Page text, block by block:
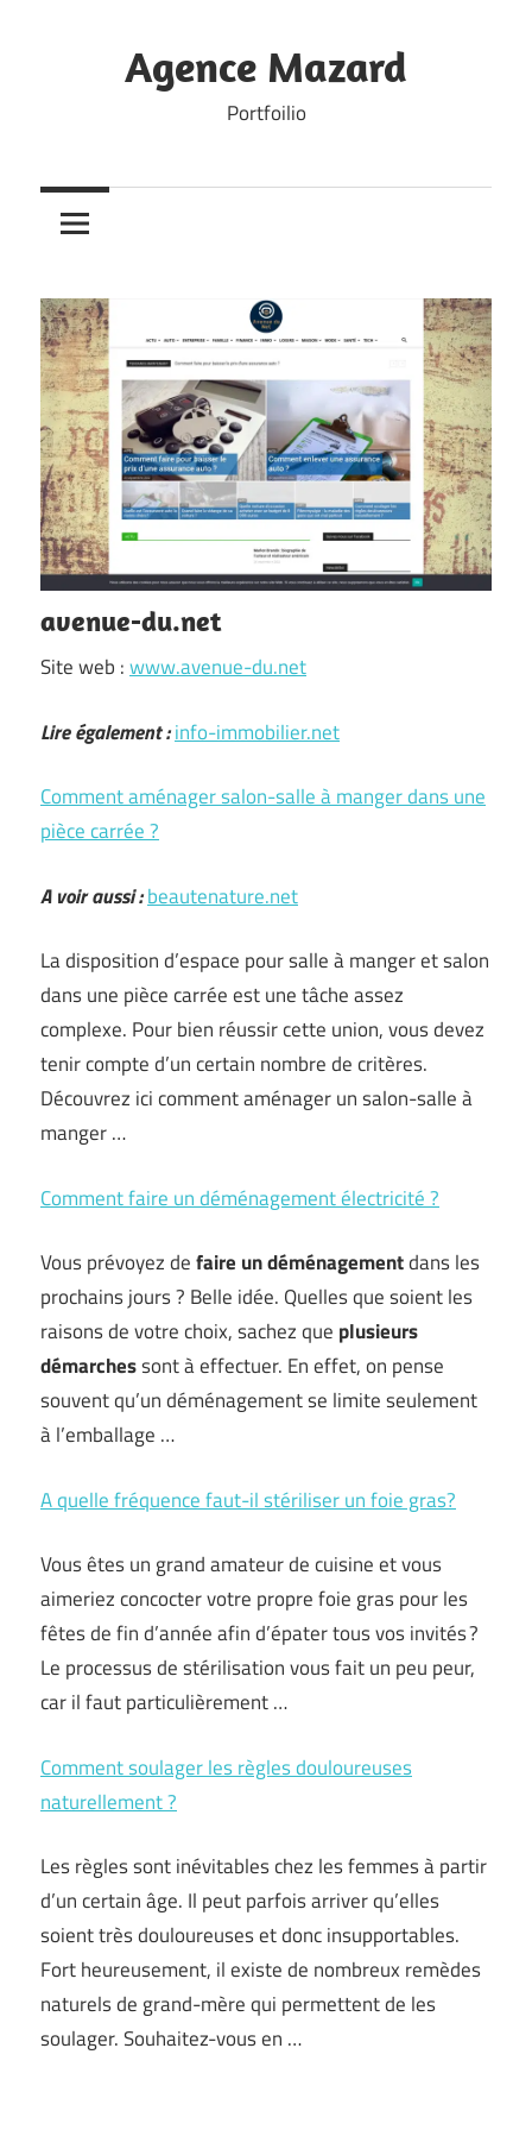
Agence Mazard
Portfoilio
avenue-du.net
Site web :www.avenue-du.net
Lire également :info-immobilier.net
Comment aménager salon-salle à manger dans une
pièce carrée ?
A voir aussi :beautenature.net
La disposition d’espace pour salle à manger et salon
dans une pièce carrée est une tâche assez
complexe. Pour bien réussir cette union, vous devez
tenir compte d’un certain nombre de critères.
Découvrez ici comment aménager un salon-salle à
manger …
Comment faire un déménagement électricité ?
Vous prévoyez defaire un déménagementdans les
prochains jours ? Belle idée. Quelles que soient les
raisons de votre choix, sachez que plusieurs
démarchessont à effectuer. En effet, on pense
souvent qu’un déménagement se limite seulement
à l’emballage …
A quelle fréquence faut-il stériliser un foie gras?
Vous êtes un grand amateur de cuisine et vous
aimeriez concocter votre propre foie gras pour les
fêtes de fin d’année afin d’épater tous vos invités ?
Le processus de stérilisation vous fait un peu peur,
car il faut particulièrement …
Comment soulager les règles douloureuses
naturellement ?
Les règles sont inévitables chez les femmes à partir
d’un certain âge. Il peut parfois arriver qu’elles
soient très douloureuses et donc insupportables.
Fort heureusement, il existe de nombreux remèdes
naturels de grand-mère qui permettent de les
soulager. Souhaitez-vous en …